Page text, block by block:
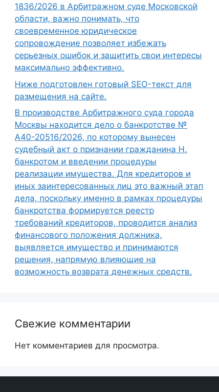
1836/2026 в Арбитражном суде Московской
области, важно понимать, что
своевременное юридическое
сопровождение позволяет избежать
серьезных ошибок и защитить свои интересы
максимально эффективно.
Ниже подготовлен готовый SEO-текст для
размещения на сайте.
В производстве Арбитражного суда города
Москвы находится дело о банкротстве №
А40-20516/2026, по которому вынесен
судебный акт о признании гражданина Н.
банкротом и введении процедуры
реализации имущества. Для кредиторов и
иных заинтересованных лиц это важный этап
дела, поскольку именно в рамках процедуры
банкротства формируется реестр
требований кредиторов, проводится анализ
финансового положения должника,
выявляется имущество и принимаются
решения, напрямую влияющие на
возможность возврата денежных средств.
Свежие комментарии
Нет комментариев для просмотра.